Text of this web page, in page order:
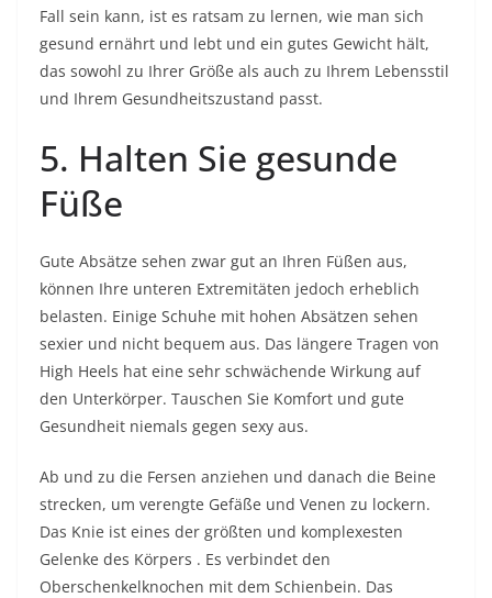
Fall sein kann, ist es ratsam zu lernen, wie man sich
gesund ernährt und lebt und ein gutes Gewicht hält,
das sowohl zu Ihrer Größe als auch zu Ihrem Lebensstil
und Ihrem Gesundheitszustand passt.
5. Halten Sie gesunde
Füße
Gute Absätze sehen zwar gut an Ihren Füßen aus,
können Ihre unteren Extremitäten jedoch erheblich
belasten. Einige Schuhe mit hohen Absätzen sehen
sexier und nicht bequem aus. Das längere Tragen von
High Heels hat eine sehr schwächende Wirkung auf
den Unterkörper. Tauschen Sie Komfort und gute
Gesundheit niemals gegen sexy aus.
Ab und zu die Fersen anziehen und danach die Beine
strecken, um verengte Gefäße und Venen zu lockern.
Das Knie ist eines der größten und komplexesten
Gelenke des Körpers . Es verbindet den
Oberschenkelknochen mit dem Schienbein. Das